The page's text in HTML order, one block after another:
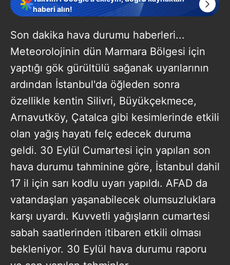
haberi alın!
Son dakika hava durumu haberleri...
Meteorolojinin dün Marmara Bölgesi için
yaptığı gök gürültülü sağanak uyarılarının
ardından İstanbul'da öğleden sonra
özellikle kentin Silivri, Büyükçekmece,
Arnavutköy, Çatalca gibi kesimlerinde etkili
olan yağış hayatı felç edecek duruma
geldi. 30 Eylül Cumartesi için yapılan son
hava durumu tahminine göre, İstanbul dahil
17 il için sarı kodlu uyarı yapıldı. AFAD da
vatandaşları yaşanabilecek olumsuzluklara
karşı uyardı. Kuvvetli yağışların cumartesi
sabah saatlerinden itibaren etkili olması
bekleniyor. 30 Eylül hava durumu raporu